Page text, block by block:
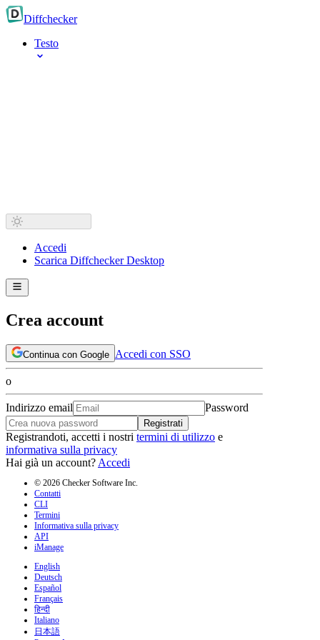
Diffchecker
Testo
Accedi
Scarica Diffchecker Desktop
Crea account
Continua con Google Accedi con SSO
o
Indirizzo email Password
Registrati
Registrandoti, accetti i nostri termini di utilizzo e
informativa sulla privacy
Hai già un account? Accedi
© 2026 Checker Software Inc.
Contatti
CLI
Termini
Informativa sulla privacy
API
iManage
English
Deutsch
Español
Français
हिन्दी
Italiano
日本語